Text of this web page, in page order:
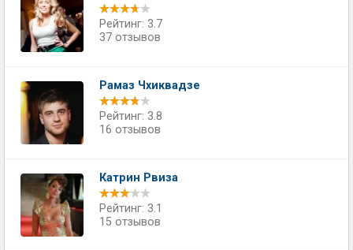
Рейтинг: 3.7
37 отзывов
Рамаз Чхиквадзе
Рейтинг: 3.8
16 отзывов
Катрин Рвиза
Рейтинг: 3.1
15 отзывов